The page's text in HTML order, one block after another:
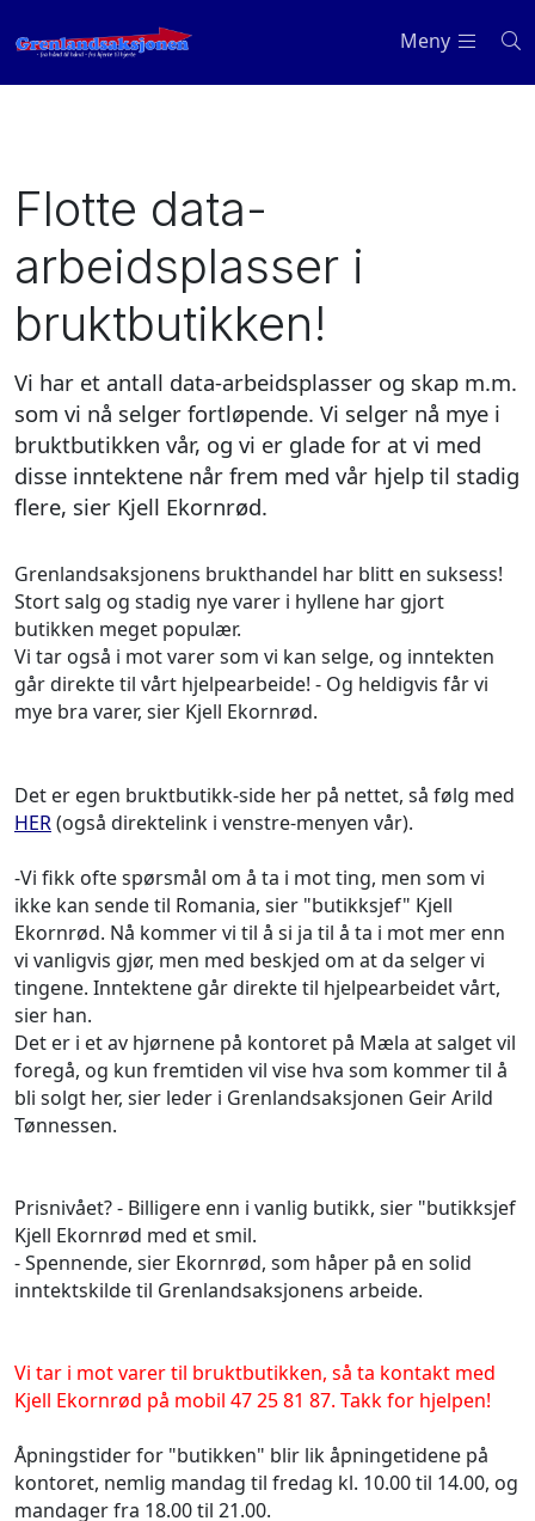
Meny
Flotte data-
arbeidsplasser i
bruktbutikken!
Vi har et antall data-arbeidsplasser og skap m.m.
som vi nå selger fortløpende. Vi selger nå mye i
bruktbutikken vår, og vi er glade for at vi med
disse inntektene når frem med vår hjelp til stadig
flere, sier Kjell Ekornrød.
Grenlandsaksjonens brukthandel har blitt en suksess!
Stort salg og stadig nye varer i hyllene har gjort
butikken meget populær.
Vi tar også i mot varer som vi kan selge, og inntekten
går direkte til vårt hjelpearbeide! - Og heldigvis får vi
mye bra varer, sier Kjell Ekornrød.
Det er egen bruktbutikk-side her på nettet, så følg med
HER(også direktelink i venstre-menyen vår).
-Vi fikk ofte spørsmål om å ta i mot ting, men som vi
ikke kan sende til Romania, sier "butikksjef" Kjell
Ekornrød. Nå kommer vi til å si ja til å ta i mot mer enn
vi vanligvis gjør, men med beskjed om at da selger vi
tingene. Inntektene går direkte til hjelpearbeidet vårt,
sier han.
Det er i et av hjørnene på kontoret på Mæla at salget vil
foregå, og kun fremtiden vil vise hva som kommer til å
bli solgt her, sier leder i Grenlandsaksjonen Geir Arild
Tønnessen.
Prisnivået? - Billigere enn i vanlig butikk, sier "butikksjef
Kjell Ekornrød med et smil.
- Spennende, sier Ekornrød, som håper på en solid
inntektskilde til Grenlandsaksjonens arbeide.
Vi tar i mot varer til bruktbutikken, så ta kontakt med
Kjell Ekornrød på mobil 47 25 81 87. Takk for hjelpen!
Åpningstider for "butikken" blir lik åpningetidene på
kontoret, nemlig mandag til fredag kl. 10.00 til 14.00, og
mandager fra 18.00 til 21.00.